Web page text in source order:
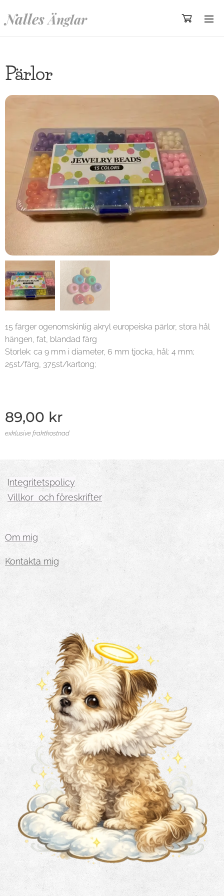
Nalles Änglar
Pärlor
15 färger ogenomskinlig akryl europeiska pärlor, stora hål
hängen, fat, blandad färg
Storlek: ca 9 mm i diameter, 6 mm tjocka, hål: 4 mm;
25st/färg, 375st/kartong;
89,00 kr
exklusive fraktkostnad
Integritetspolicy
Villkor och föreskrifter
Om mig
Kontakta mig